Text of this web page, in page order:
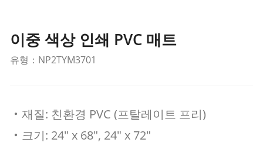
이중 색상 인쇄 PVC 매트
유형：NP2TYM3701
‧재질: 친환경 PVC (프탈레이트 프리)
‧크기: 24" x 68", 24" x 72"